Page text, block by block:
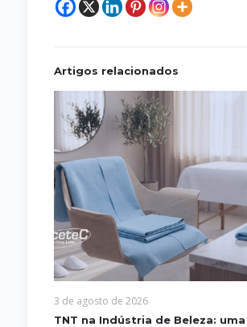
Artigos relacionados
3 de agosto de 2026
TNT na Indústria de Beleza: